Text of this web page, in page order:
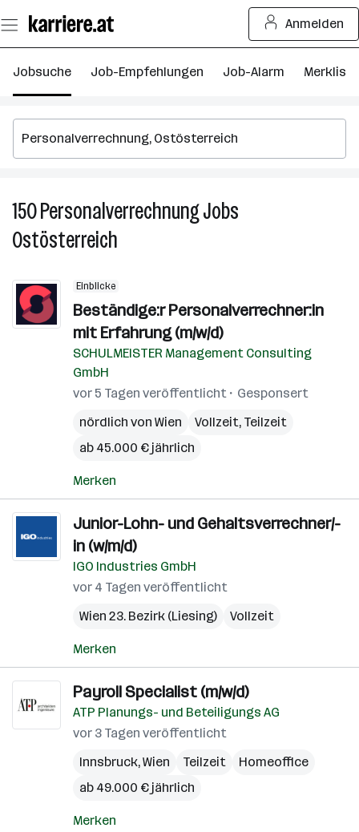
Seiteninhalt
springen
Anmelden
Jobsuche Job-Empfehlungen Job-Alarm Merkliste
150PersonalverrechnungJobs
Ostösterreich
Einblicke
Beständige:r Personalverrechner:in
mit Erfahrung (m/w/d)
SCHULMEISTER Management Consulting
GmbH
vor 5 Tagen veröffentlicht
Gesponsert
nördlich von Wien
Vollzeit, Teilzeit
ab 45.000 € jährlich
Merken
Junior-Lohn- und Gehaltsverrechner/-
in (w/m/d)
IGO Industries GmbH
vor 4 Tagen veröffentlicht
Wien 23. Bezirk (Liesing)
Vollzeit
Merken
Payroll Specialist (m/w/d)
ATP Planungs- und Beteiligungs AG
vor 3 Tagen veröffentlicht
Innsbruck,Wien Teilzeit
Homeoffice
ab 49.000 € jährlich
Merken